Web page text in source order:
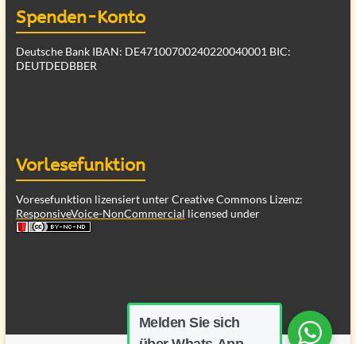
Spenden-Konto
Deutsche Bank IBAN: DE47100700240220040001 BIC:
DEUTDEDBBER
Vorlesefunktion
Voresefunktion lizensiert unter Creative Commons Lizenz:
ResponsiveVoice-NonCommercial licensed under
Melden Sie sich